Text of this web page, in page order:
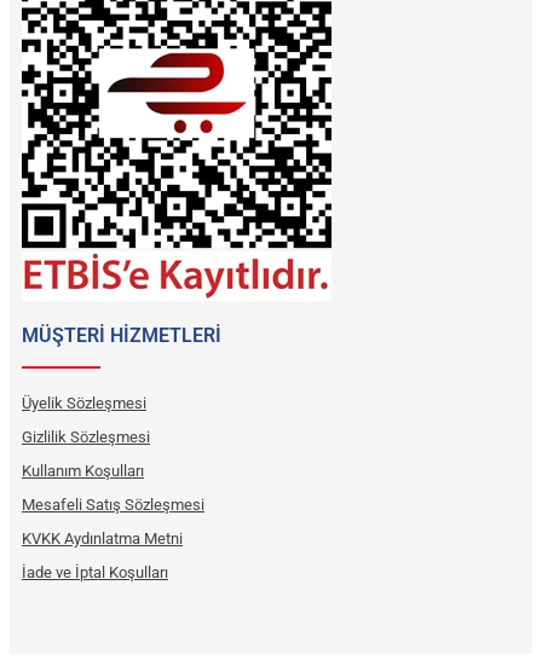
MÜŞTERİ HİZMETLERİ
Üyelik Sözleşmesi
Gizlilik Sözleşmesi
Kullanım Koşulları
Mesafeli Satış Sözleşmesi
KVKK Aydınlatma Metni
İade ve İptal Koşulları